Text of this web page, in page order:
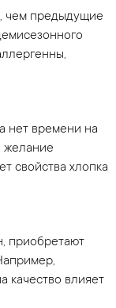
чем предыдущие
нет времени на
желание
свойства хлопка
приобретают
качество влияет